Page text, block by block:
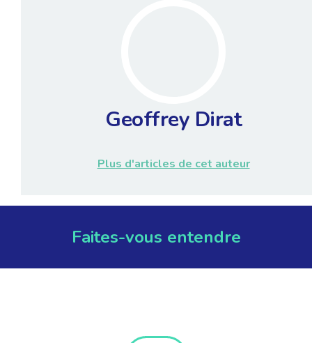
Geoffrey Dirat
Plus d'articles de cet auteur
Faites-vous entendre